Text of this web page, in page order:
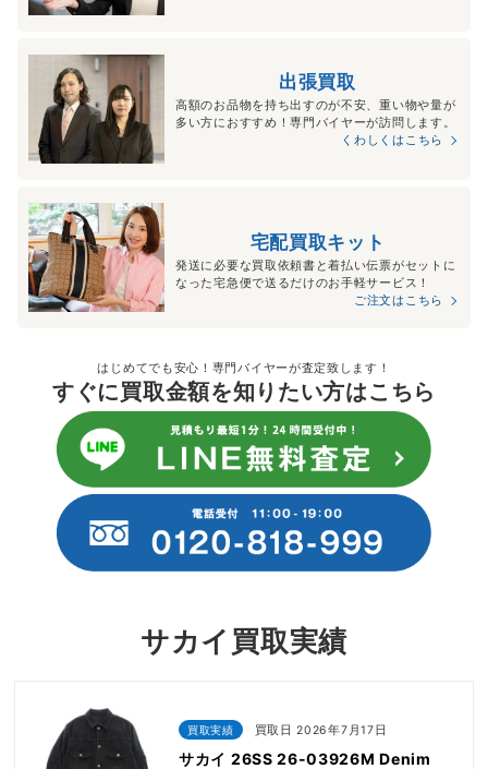
出張買取
高額のお品物を持ち出すのが不安、重い物や量が
多い方におすすめ！専門バイヤーが訪問します。
くわしくはこちら
宅配買取キット
発送に必要な買取依頼書と着払い伝票がセットに
なった宅急便で送るだけのお手軽サービス！
ご注文はこちら
はじめてでも安心！専門バイヤーが査定致します！
すぐに買取金額を知りたい方はこちら
サカイ買取実績
買取実績 買取日 2026年7月17日
サカイ 26SS 26-03926M Denim